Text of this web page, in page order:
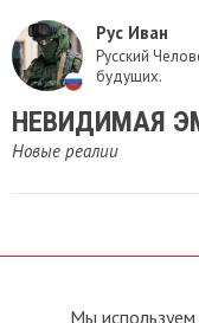
Рус Иван
Русский
будущих.
НЕВИДИМАЯ
Новые реалии
О сайтеМы